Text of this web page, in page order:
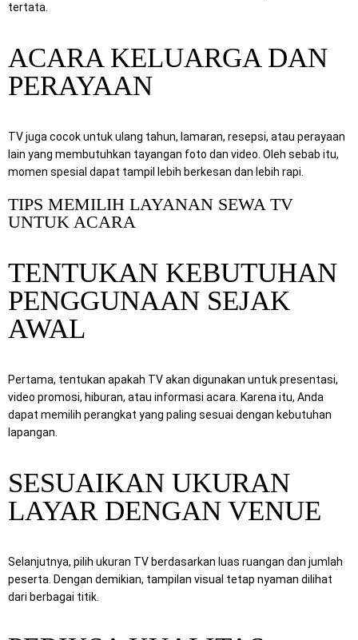
tertata.
ACARA KELUARGA DAN
PERAYAAN
TV juga cocok untuk ulang tahun, lamaran, resepsi, atau perayaan
lain yang membutuhkan tayangan foto dan video. Oleh sebab itu,
momen spesial dapat tampil lebih berkesan dan lebih rapi.
TIPS MEMILIH LAYANAN SEWA TV
UNTUK ACARA
TENTUKAN KEBUTUHAN
PENGGUNAAN SEJAK
AWAL
Pertama, tentukan apakah TV akan digunakan untuk presentasi,
video promosi, hiburan, atau informasi acara. Karena itu, Anda
dapat memilih perangkat yang paling sesuai dengan kebutuhan
lapangan.
SESUAIKAN UKURAN
LAYAR DENGAN VENUE
Selanjutnya, pilih ukuran TV berdasarkan luas ruangan dan jumlah
peserta. Dengan demikian, tampilan visual tetap nyaman dilihat
dari berbagai titik.